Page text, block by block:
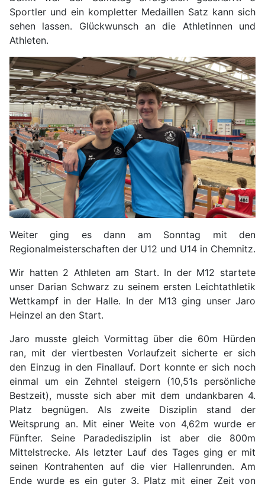
Sportler und ein kompletter Medaillen Satz kann sich
sehen lassen. Glückwunsch an die Athletinnen und
Athleten.
Weiter ging es dann am Sonntag mit den
Regionalmeisterschaften der U12 und U14 in Chemnitz.
Wir hatten 2 Athleten am Start. In der M12 startete
unser Darian Schwarz zu seinem ersten Leichtathletik
Wettkampf in der Halle. In der M13 ging unser Jaro
Heinzel an den Start.
Jaro musste gleich Vormittag über die 60m Hürden
ran, mit der viertbesten Vorlaufzeit sicherte er sich
den Einzug in den Finallauf. Dort konnte er sich noch
einmal um ein Zehntel steigern (10,51s persönliche
Bestzeit), musste sich aber mit dem undankbaren 4.
Platz begnügen. Als zweite Disziplin stand der
Weitsprung an. Mit einer Weite von 4,62m wurde er
Fünfter. Seine Paradedisziplin ist aber die 800m
Mittelstrecke. Als letzter Lauf des Tages ging er mit
seinen Kontrahenten auf die vier Hallenrunden. Am
Ende wurde es ein guter 3. Platz mit einer Zeit von